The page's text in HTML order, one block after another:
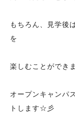
もちろん、見学後
を
楽しむことができ
オープンキャンパ
トします☆彡